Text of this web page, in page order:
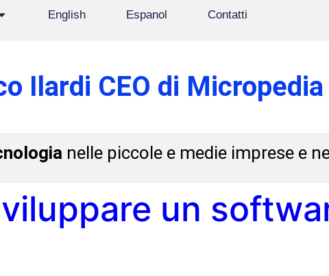
English Espanol Contatti
Ilardi CEO di Micropedia
nelle piccole e medie imprese e
un